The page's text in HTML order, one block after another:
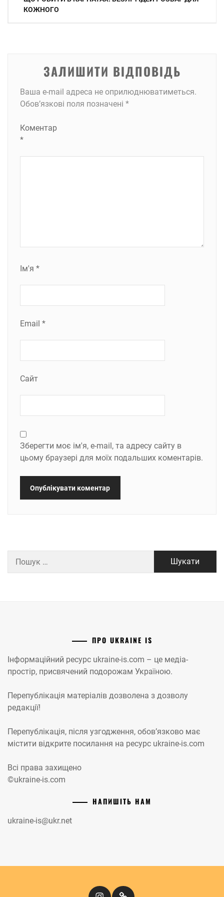
записів
КОЖНОГО
ЗАЛИШИТИ ВІДПОВІДЬ
Ваша e-mail адреса не оприлюднюватиметься.
Обов’язкові поля позначені *
Коментар
*
Ім'я *
Email *
Сайт
Зберегти моє ім'я, e-mail, та адресу сайту в
цьому браузері для моїх подальших коментарів.
ПРО UKRAINE IS
Інформаційний ресурс ukraine-is.com – це медіа-
простір, присвячений подорожам Україною.
Перепублікація матеріалів дозволена з дозволу
редакції!
Перепублікація, після узгодження, обов’язково має
містити відкрите посилання на ресурс ukraine-is.com
Всі права захищено
©ukraine-is.com
НАПИШІТЬ НАМ
ukraine-is@ukr.net
InstagramКіномандри